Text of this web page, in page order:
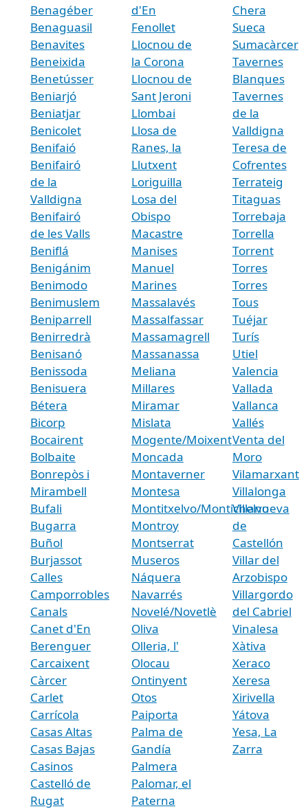
Benagéber
Benaguasil
Benavites
Beneixida
Benetússer
Beniarjó
Beniatjar
Benicolet
Benifaió
Benifairó
de la
Valldigna
Benifairó
de les Valls
Beniflá
Benigánim
Benimodo
Benimuslem
Beniparrell
Benirredrà
Benisanó
Benissoda
Benisuera
Bétera
Bicorp
Bocairent
Bolbaite
Bonrepòs i
Mirambell
Bufali
Bugarra
Buñol
Burjassot
Calles
Camporrobles
Canals
Canet d'En
Berenguer
Carcaixent
Càrcer
Carlet
Carrícola
Casas Altas
Casas Bajas
Casinos
Castelló de
Rugat
d'En
Fenollet
Llocnou de
la Corona
Llocnou de
Sant Jeroni
Llombai
Llosa de
Ranes, la
Llutxent
Loriguilla
Losa del
Obispo
Macastre
Manises
Manuel
Marines
Massalavés
Massalfassar
Massamagrell
Massanassa
Meliana
Millares
Miramar
Mislata
Mogente/Moixent
Moncada
Montaverner
Montesa
Montitxelvo/Montichelvo
Montroy
Montserrat
Museros
Náquera
Navarrés
Novelé/Novetlè
Oliva
Olleria, l'
Olocau
Ontinyent
Otos
Paiporta
Palma de
Gandía
Palmera
Palomar, el
Paterna
Chera
Sueca
Sumacàrcer
Tavernes
Blanques
Tavernes
de la
Valldigna
Teresa de
Cofrentes
Terrateig
Titaguas
Torrebaja
Torrella
Torrent
Torres
Torres
Tous
Tuéjar
Turís
Utiel
Valencia
Vallada
Vallanca
Vallés
Venta del
Moro
Vilamarxant
Villalonga
Villanueva
de
Castellón
Villar del
Arzobispo
Villargordo
del Cabriel
Vinalesa
Xàtiva
Xeraco
Xeresa
Xirivella
Yátova
Yesa, La
Zarra